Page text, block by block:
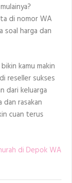
di nomor WA
soal harga dan
kamu makin
reseller sukses
dari keluarga
dan rasakan
cuan terus
di Depok WA